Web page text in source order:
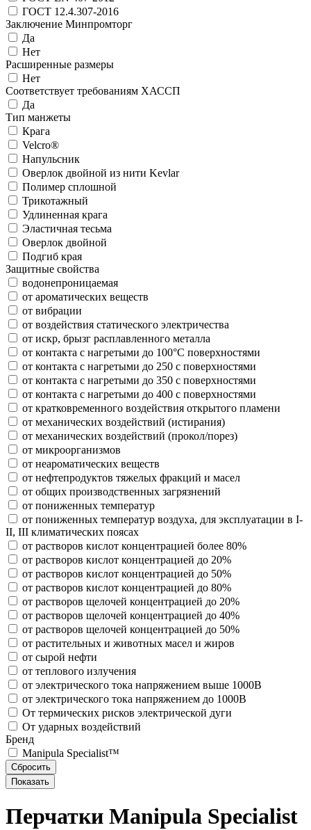
ГОСТ 12.4.307-2016
Заключение Минпромторг
Да
Нет
Расширенные размеры
Нет
Соответствует требованиям ХАССП
Да
Тип манжеты
Крага
Velcro®
Напульсник
Оверлок двойной из нити Kevlar
Полимер сплошной
Трикотажный
Удлиненная крага
Эластичная тесьма
Оверлок двойной
Подгиб края
Защитные свойства
водонепроницаемая
от ароматических веществ
от вибрации
от воздействия статического электричества
от искр, брызг расплавленного металла
от контакта с нагретыми до 100°С поверхностями
от контакта с нагретыми до 250 с поверхностями
от контакта с нагретыми до 350 с поверхностями
от контакта с нагретыми до 400 с поверхностями
от кратковременного воздействия открытого пламени
от механических воздействий (истирания)
от механических воздействий (прокол/порез)
от микроорганизмов
от неароматических веществ
от нефтепродуктов тяжелых фракций и масел
от общих производственных загрязнений
от пониженных температур
от пониженных температур воздуха, для эксплуатации в I-
II, III климатических поясах
от растворов кислот концентрацией более 80%
от растворов кислот концентрацией до 20%
от растворов кислот концентрацией до 50%
от растворов кислот концентрацией до 80%
от растворов щелочей концентрацией до 20%
от растворов щелочей концентрацией до 40%
от растворов щелочей концентрацией до 50%
от растительных и животных масел и жиров
от сырой нефти
от теплового излучения
от электрического тока напряжением выше 1000В
от электрического тока напряжением до 1000В
От термических рисков электрической дуги
От ударных воздействий
Бренд
Manipula Specialist™
Перчатки Manipula Specialist